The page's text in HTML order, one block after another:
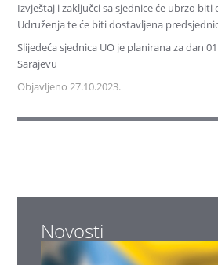
Izvještaj i zaključci sa sjednice će ubrzo
Udruženja te će biti dostavljena
Slijedeća sjednica UO je planirana za dan
Sarajevu
Objavljeno 27.10.2023.
Novosti